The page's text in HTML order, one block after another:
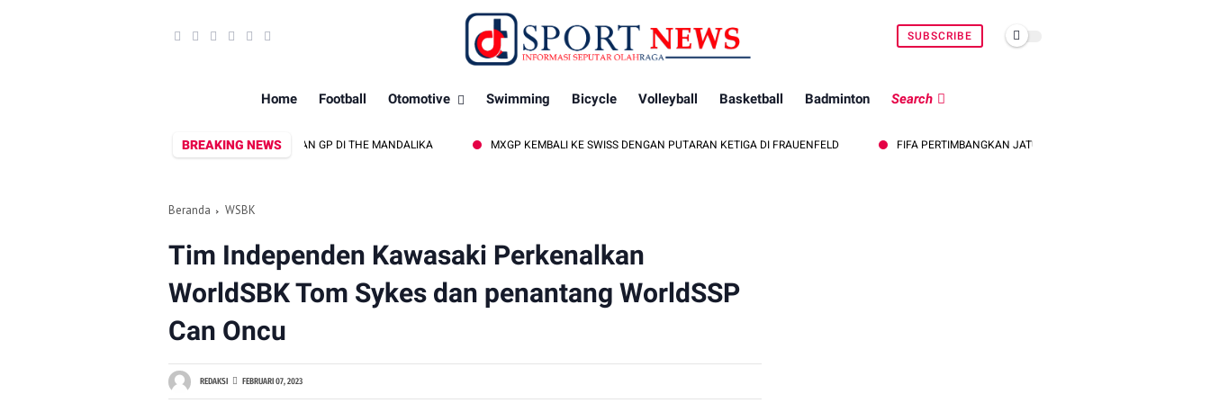
SUBSCRIBE
Home Football Otomotive Swimming Bicycle Volleyball Basketball Badminton Search
BREAKING NEWS
SWASTA UNTUK SUKSESKAN BALAPAN INDONESIAN GP DI THE MANDALIKA MXGP KEMBALI KE SWISS DENGAN PUTARAN KETIGA DI FRAUENFELD FIFA PERTIMBANGKAN JATUHKAN SANKSI TERHADAP INDONESIA
Beranda WSBK
Tim Independen Kawasaki Perkenalkan
WorldSBK Tom Sykes dan penantang WorldSSP
Can Oncu
REDAKSI FEBRUARI 07, 2023